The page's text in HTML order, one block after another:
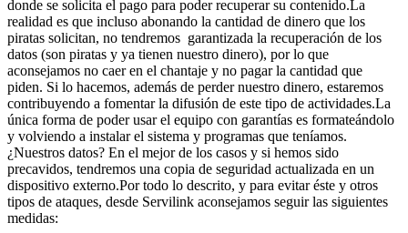
donde se solicita el pago para poder recuperar su contenido.La
realidad es que incluso abonando la cantidad de dinero que los
piratas solicitan, no tendremos garantizada la recuperación de los
datos (son piratas y ya tienen nuestro dinero), por lo que
aconsejamos no caer en el chantaje y no pagar la cantidad que
piden. Si lo hacemos, además de perder nuestro dinero, estaremos
contribuyendo a fomentar la difusión de este tipo de actividades.La
única forma de poder usar el equipo con garantías es formateándolo
y volviendo a instalar el sistema y programas que teníamos.
¿Nuestros datos? En el mejor de los casos y si hemos sido
precavidos, tendremos una copia de seguridad actualizada en un
dispositivo externo.Por todo lo descrito, y para evitar éste y otros
tipos de ataques, desde Servilink aconsejamos seguir las siguientes
medidas: